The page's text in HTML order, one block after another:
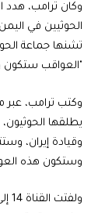
وكان ترامب،
الحوثيين في
تشنها جماعة
"العواقب ستكون
وكتب ترامب،
يطلقها
وقيادة إيران،
وستكون هذه